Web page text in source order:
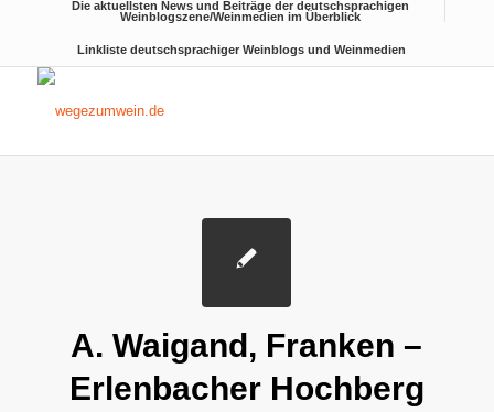
Die aktuellsten News und Beiträge der deutschsprachigen
Weinblogszene/Weinmedien im Überblick
Linkliste deutschsprachiger Weinblogs und Weinmedien
A. Waigand, Franken –
Erlenbacher Hochberg